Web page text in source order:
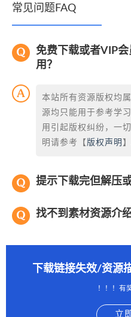
常见问题FAQ
免费下载或者VIP
用？
本站所有资源版权均
源均只能用于参考学
用引起版权纠纷，一
明请参考【 版权声明
提示下载完但解压
找不到素材资源介
下载链接失效/资源
！！！有
立